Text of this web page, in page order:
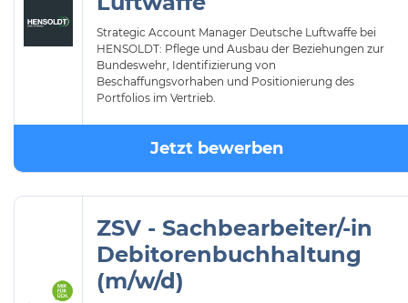
Strategic Account Manager Deutsche Luftwaffe bei
HENSOLDT: Pflege und Ausbau der Beziehungen zur
Bundeswehr, Identifizierung von
Beschaffungsvorhaben und Positionierung des
Portfolios im Vertrieb.
Jetzt bewerben
ZSV - Sachbearbeiter/-in
Debitorenbuchhaltung
(m/w/d)